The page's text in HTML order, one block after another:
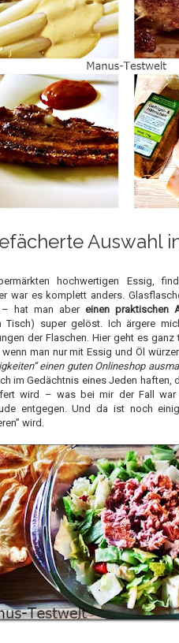
Auswahl
hochwertigen Essig,
war es komplett anders.
– hat man abereinen praktischen
Tisch) super gelöst. Ich ärgere
der Flaschen. Hier geht es
man nur mit Essig und Öl
einen guten Onlineshop
im Gedächtnis eines Jeden haften,
wird – was bei mir der Fall
entgegen. Und da ist noch
wird.